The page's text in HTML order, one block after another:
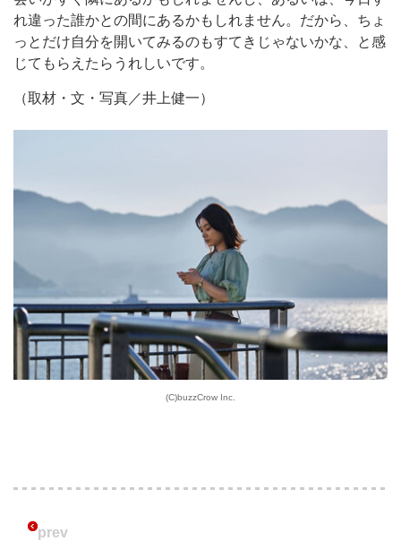
れ違った誰かとの間にあるかもしれません。だから、ちょ
っとだけ自分を開いてみるのもすてきじゃないかな、と感
じてもらえたらうれしいです。
（取材・文・写真／井上健一）
(C)buzzCrow Inc.
prev